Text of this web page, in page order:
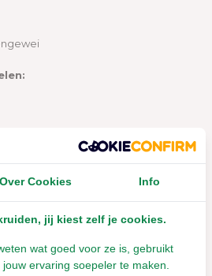
mg/kg
Over Cookies Info
jij kiest zelf je cookies.
wat goed voor ze is, gebruikt
ervaring soepeler te maken.